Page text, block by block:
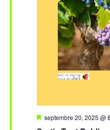
Mis
septembre 20, 2025 @